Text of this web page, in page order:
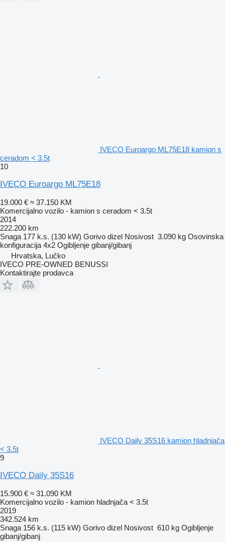
IVECO Euroargo ML75E18 kamion s
ceradom < 3.5t
10
IVECO Euroargo ML75E18
19.000 € ≈ 37.150 KM
Komercijalno vozilo - kamion s ceradom < 3.5t
2014
222.200 km
Snaga 177 k.s. (130 kW) Gorivo dizel Nosivost 3.090 kg Osovinska
konfiguracija 4x2 Ogibljenje gibanj/gibanj
Hrvatska, Lučko
IVECO PRE-OWNED BENUSSI
Kontaktirajte prodavca
IVECO Daily 35S16 kamion hladnjača
< 3.5t
9
IVECO Daily 35S16
15.900 € ≈ 31.090 KM
Komercijalno vozilo - kamion hladnjača < 3.5t
2019
342.524 km
Snaga 156 k.s. (115 kW) Gorivo dizel Nosivost 610 kg Ogibljenje
gibanj/gibanj